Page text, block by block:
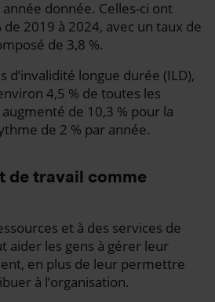
donnée. Celles-ci ont
2019 à 2024, avec un taux de
de 3,8 %.
d’invalidité longue durée (ILD),
4,5 % de toutes les
de 10,3 % pour la
de 2 % par année.
de travail comme
et à des services de
aider les gens à gérer leur
en plus de leur permettre
à l’organisation.